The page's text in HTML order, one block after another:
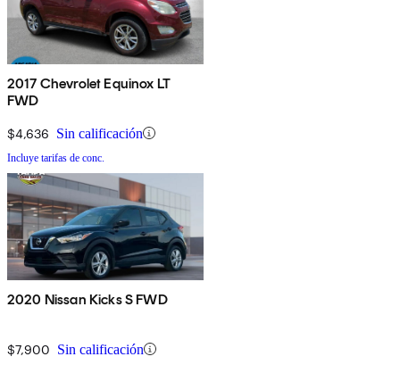
2017 Chevrolet Equinox LT
FWD
$4,636 Sin calificación
Incluye tarifas de conc.
2020 Nissan Kicks S FWD
$7,900 Sin calificación